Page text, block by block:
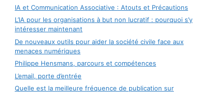
IA et Communication Associative : Atouts et Précautions
L’IA pour les organisations à but non lucratif : pourquoi s’y
intéresser maintenant
De nouveaux outils pour aider la société civile face aux
menaces numériques
Philippe Hensmans, parcours et compétences
L’email, porte d’entrée
Quelle est la meilleure fréquence de publication sur